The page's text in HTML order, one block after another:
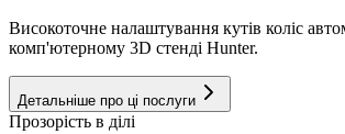
Високоточне налаштування кутів коліс
комп'ютерному 3D стенді Hunter.
Детальніше про ці послуги
Прозорість в ділі